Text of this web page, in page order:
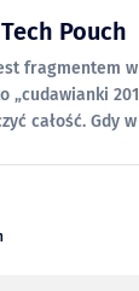
Pouch
fragmentem
„cudawianki
jednym z „à propos
gadżety”.